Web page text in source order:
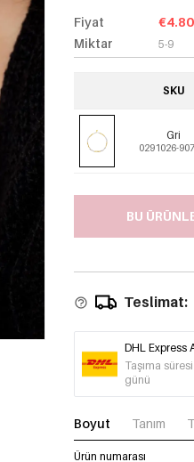
Fiyat
Miktar
€4.80
5-9
SKU
Gri
0291026-907
BU
Teslimat:
DHL Express
Taşıma
günü
Boyut Tanım
Ürün numarası